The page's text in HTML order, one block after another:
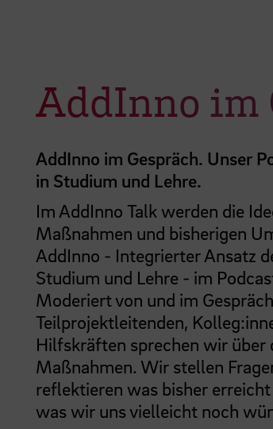
AddInno im
AddInno im Gespräch. Unser
in Studium und Lehre.
Im AddInno Talk werden die
Maßnahmen und bisherigen
AddInno - Integrierter Ansatz
Studium und Lehre - im
Moderiert von und im
Teilprojektleitenden,
Hilfskräften sprechen wir über
Maßnahmen. Wir stellen
reflektieren was bisher
was wir uns vielleicht noch